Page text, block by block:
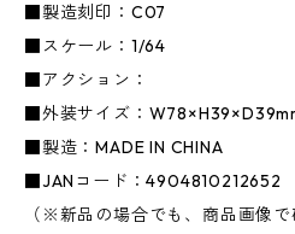
■製造刻印：C07
■スケール：1/64
■アクション：
■外装サイズ：
■製造：MADE IN CHINA
■JANコード：4904810212652
（※新品の場合でも、商品画像